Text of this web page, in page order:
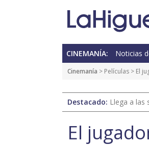
CINEMANÍA: Noticias
Cinemanía > Películas > El
Destacado: Llega a las
El